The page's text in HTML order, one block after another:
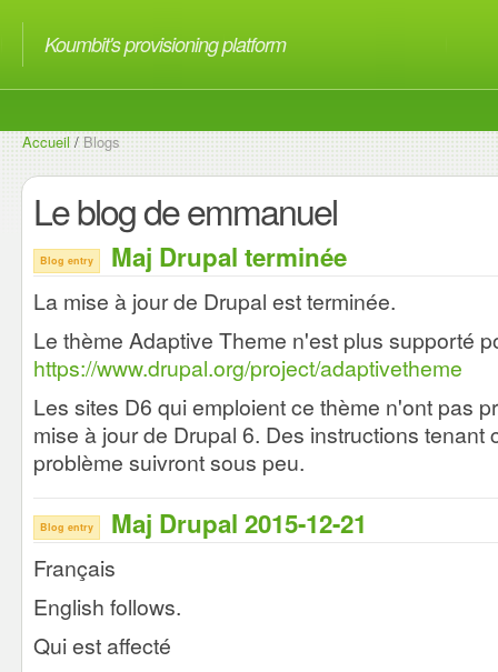
Koumbit's provisioning platform
Accueil/Blogs
Le blog de emmanuel
Blog entry Maj Drupal terminée
La mise à jour de Drupal est terminée.
Le thème Adaptive Theme n'est plus supporté
https://www.drupal.org/project/adaptivetheme
Les sites D6 qui emploient ce thème n'ont pas
mise à jour de Drupal 6. Des instructions tenant
problème suivront sous peu.
Blog entry Maj Drupal 2015-12-21
Français
English follows.
Qui est affecté